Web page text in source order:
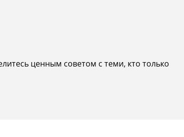
ценным советом с теми, кто только